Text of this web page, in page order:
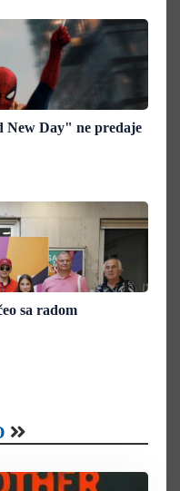
New Day" ne predaje
sa radom